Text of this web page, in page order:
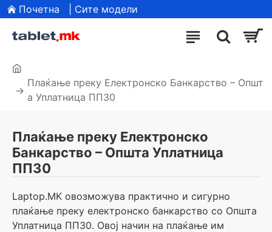
Почетна | Сите модели
Плаќање преку Електронско Банкарство – Општ
а Уплатница ПП30
Плаќање преку Електронско
Банкарство – Општа Уплатница
ПП30
Laptop.MK овозможува практично и сигурно
плаќање преку електронско банкарство со Општа
Уплатница ПП30. Овој начин на плаќање им